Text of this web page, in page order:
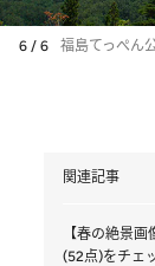
6 / 6 福島てっぺん
関連記事
【春の絶景
(52点)をチェ